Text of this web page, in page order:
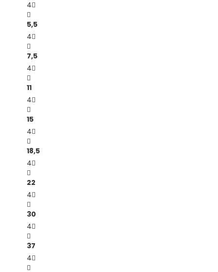
4
5,5
4
7,5
4
11
4
15
4
18,5
4
22
4
30
4
37
4